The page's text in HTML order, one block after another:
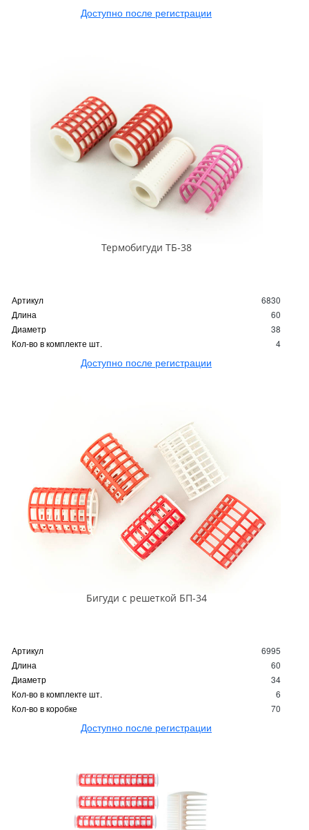
Доступно после регистрации
Термобигуди ТБ-38
Артикул
6830
Длина
60
Диаметр
38
Кол-во в комплекте шт.
4
Доступно после регистрации
Бигуди с решеткой БП-34
Артикул
6995
Длина
60
Диаметр
34
Кол-во в комплекте шт.
6
Кол-во в коробке
70
Доступно после регистрации